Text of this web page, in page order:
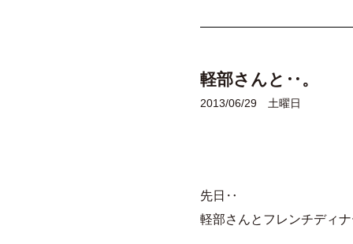
軽部さんと‥。
2013/06/29 土曜日
先日‥
軽部さんとフレンチディ